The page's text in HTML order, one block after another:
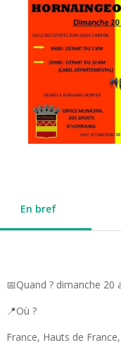
En bref
📅Quand ? dimanche 20
📍Où ?
France, Hauts de